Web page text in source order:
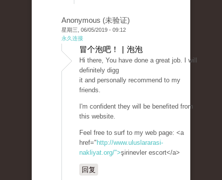
Anonymous (未验证)
星期三, 06/05/2019 - 09:12
永久连接
冒个泡吧！ | 泡泡
Hi there, You have done a great job. I will
definitely digg
it and personally recommend to my
friends.
I'm confident they will be benefited from
this website.
Feel free to surf to my web page: <a
href=" http://www.uluslararasi-
nakliyat.org/">şirinevler escort</a>
回复